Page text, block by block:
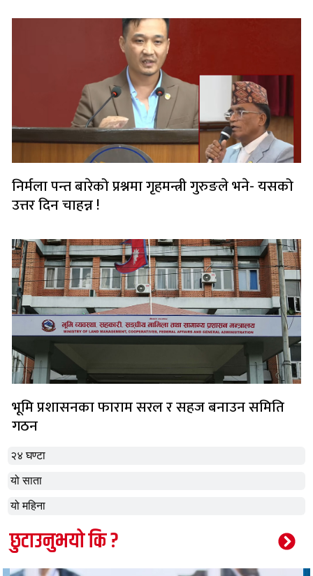
२४ घण्टा
यो साता
यो महिना
निर्मला पन्त बारेको प्रश्नमा गृहमन्त्री गुरुङले भने- यसको
उत्तर दिन चाहन्न !
भूमि प्रशासनका फाराम सरल र सहज बनाउन समिति
गठन
छुटाउनुभयो कि ?